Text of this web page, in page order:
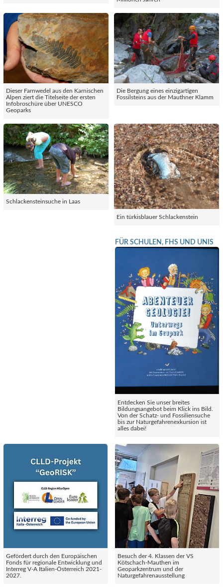
Dieser Farnwedel aus den Karnischen
Alpen ziert die Titelseite der ersten
Infobroschüre über UNESCO
Geoparks
Die Bergung eines einzigartigen
Fossilsteins aus der Mauthner Klamm
Schlackensteinsuche in Laas
Ein türkisblauer Schlackenstein
FÜR SCHULEN, FHS UND UNIS
Entdecken Sie unser breites
Bildungsangebot beim Klick ins Bild.
Von der Schatz- und Fossiliensuche
bis zur Naturgefahrenexkursion ist
alles dabei!
Gefördert durch den Europäischen
Fonds für regionale Entwicklung und
Interreg V-A Italien-Österreich 2021-
2027.
Besuch der 4. Klassen der VS
Kötschach-Mauthen im
Geoparkzentrum und der
Naturgefahrenausstellung